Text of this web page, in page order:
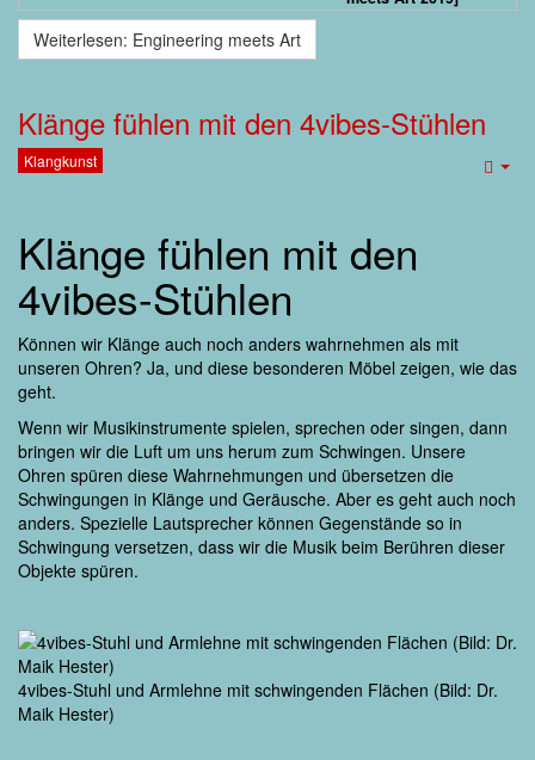
Weiterlesen: Engineering meets Art
Klänge fühlen mit den 4vibes-Stühlen
Klangkunst
Klänge fühlen mit den
4vibes-Stühlen
Können wir Klänge auch noch anders wahrnehmen als mit
unseren Ohren? Ja, und diese besonderen Möbel zeigen, wie das
geht.
Wenn wir Musikinstrumente spielen, sprechen oder singen, dann
bringen wir die Luft um uns herum zum Schwingen. Unsere
Ohren spüren diese Wahrnehmungen und übersetzen die
Schwingungen in Klänge und Geräusche. Aber es geht auch noch
anders. Spezielle Lautsprecher können Gegenstände so in
Schwingung versetzen, dass wir die Musik beim Berühren dieser
Objekte spüren.
4vibes-Stuhl und Armlehne mit schwingenden Flächen (Bild: Dr.
Maik Hester)